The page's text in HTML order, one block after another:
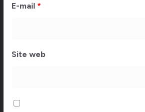
E-mail *
Site web